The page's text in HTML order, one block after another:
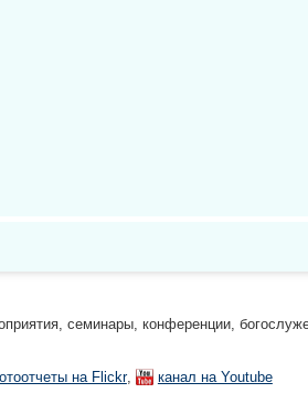
семинары, конференции,
на Flickr, канал на Youtube